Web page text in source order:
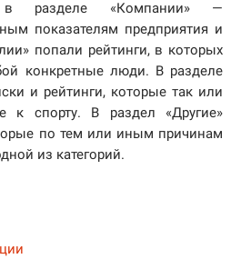
в разделе «Компании» —
показателям предприятия и
попали рейтинги, в которых
конкретные люди. В разделе
и рейтинги, которые так или
к спорту. В раздел «Другие»
по тем или иным причинам
из категорий.